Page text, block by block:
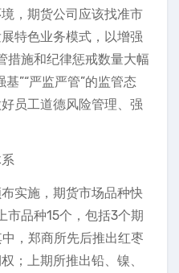
，期货公司应该找准市
特色业务模式，以增强
措施和纪律惩戒数量大幅
”“严监严管”的监管态
员工道德风险管理、强
实施，期货市场品种快
品种15个，包括3个期
，郑商所先后推出红枣
；上期所推出铅、镍、